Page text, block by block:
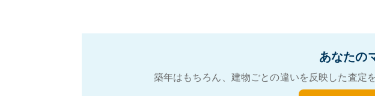
あなたの
築年はもちろん、建物ごとの違いを反映した査定